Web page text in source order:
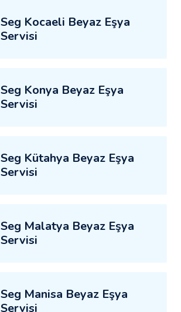
Seg Kocaeli Beyaz Eşya
Servisi
Seg Konya Beyaz Eşya
Servisi
Seg Kütahya Beyaz Eşya
Servisi
Seg Malatya Beyaz Eşya
Servisi
Seg Manisa Beyaz Eşya
Servisi